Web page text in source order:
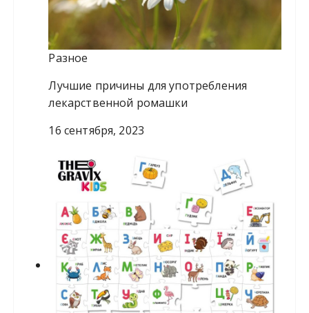
Разное
Лучшие причины для употребления
лекарственной ромашки
16 сентября, 2023